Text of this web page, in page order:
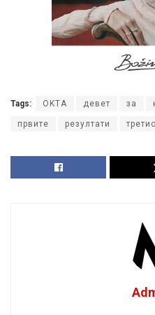
Tags: OKTA девет за
првите резултати